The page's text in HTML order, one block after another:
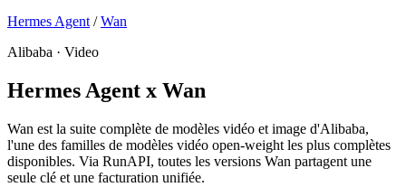
Hermes Agent /Wan
Alibaba · Video
Hermes Agent x Wan
Wan est la suite complète de modèles vidéo et image d'Alibaba,
l'une des familles de modèles vidéo open-weight les plus complètes
disponibles. Via RunAPI, toutes les versions Wan partagent une
seule clé et une facturation unifiée.